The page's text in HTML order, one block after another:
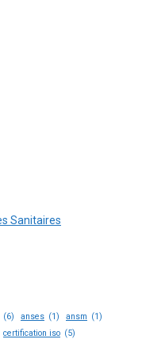
Sanitaires
(6) anses (1) ansm (1)
certification iso (5)